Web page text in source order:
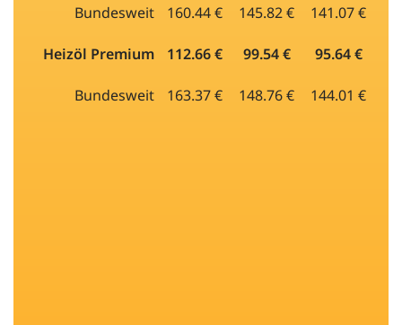
Bundesweit 160.44 € 145.82 € 141.07 €
Heizöl Premium 112.66 € 99.54 € 95.64 €
Bundesweit 163.37 € 148.76 € 144.01 €